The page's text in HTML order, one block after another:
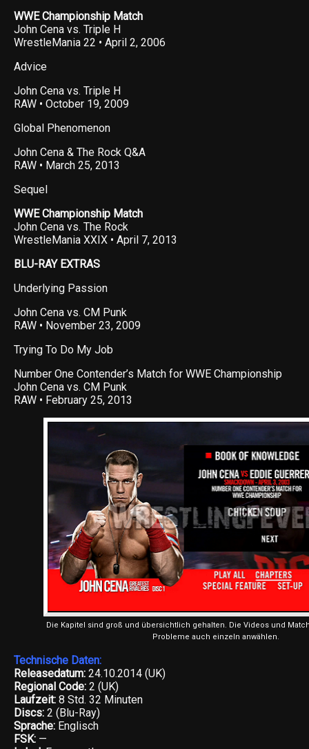
WWE Championship Match
John Cena vs. Triple H
WrestleMania 22 • April 2, 2006
Advice
John Cena vs. Triple H
RAW • October 19, 2009
Global Phenomenon
John Cena & The Rock Q&A
RAW • March 25, 2013
Sequel
WWE Championship Match
John Cena vs. The Rock
WrestleMania XXIX • April 7, 2013
BLU-RAY EXTRAS
Underlying Passion
John Cena vs. CM Punk
RAW • November 23, 2009
Trying To Do My Job
Number One Contender’s Match for WWE Championship
John Cena vs. CM Punk
RAW • February 25, 2013
Die Kapitel sind groß und übersichtlich gehalten. Die Videos und
Probleme auch einzeln anwählen.
Technische Daten:
Releasedatum: 24.10.2014 (UK)
Regional Code: 2 (UK)
Laufzeit: 8 Std. 32 Minuten
Discs: 2 (Blu-Ray)
Sprache: Englisch
FSK: —